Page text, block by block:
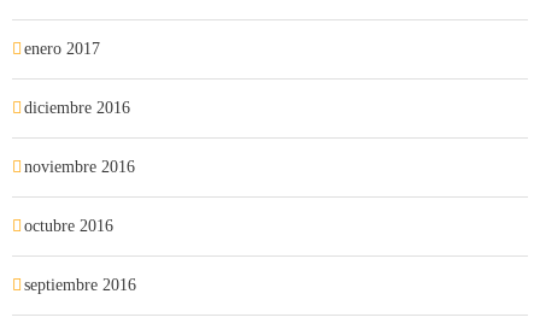
enero 2017
diciembre 2016
noviembre 2016
octubre 2016
septiembre 2016